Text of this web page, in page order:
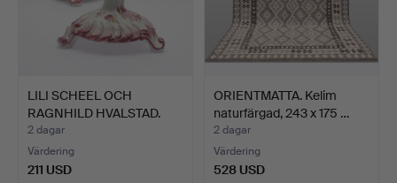
LILI SCHEEL OCH
RAGNHILD HVALSTAD.
Ljussta…
2 dagar
Värdering
211 USD
ORIENTMATTA. Kelim
naturfärgad, 243 x 175 …
2 dagar
Värdering
528 USD